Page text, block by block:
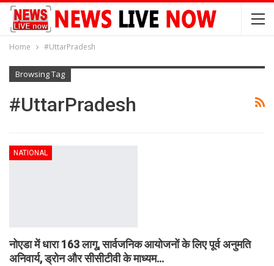
Home #UttarPradesh
Browsing Tag
#UttarPradesh
NATIONAL
नोएडा में धारा 163 लागू, सार्वजनिक आयोजनों के लिए पूर्व अनुमति
अनिवार्य, ड्रोन और सीसीटीवी के माध्यम…